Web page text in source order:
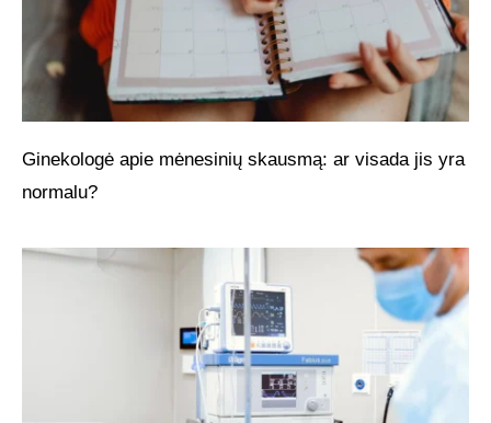
Ginekologė apie mėnesinių skausmą: ar visada jis yra
normalu?